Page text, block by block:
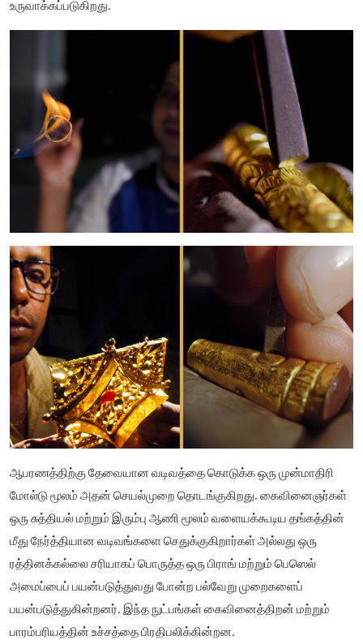
உருவாக்கப்படுகிறது.
ஆபரணத்திற்கு தேவையான வடிவத்தை கொடுக்க ஒரு முன்மாதிரி
மோல்டு மூலம் அதன் செயல்முறை தொடங்குகிறது. கைவினைஞர்கள்
ஒரு சுத்தியல் மற்றும் இரும்பு ஆணி மூலம் வளையக்கூடிய தங்கத்தின்
மீது நேர்த்தியான வடிவங்களை செதுக்குகிறார்கள் அல்லது ஒரு
ரத்தினக்கல்லை சரியாகப் பொருத்த ஒரு பிராங் மற்றும் பெஸெல்
அமைப்பைப் பயன்படுத்துவது போன்ற பல்வேறு முறைகளைப்
பயன்படுத்துகின்றனர். இந்த நுட்பங்கள் கைவினைத்திறன் மற்றும்
பாரம்பரியத்தின் உச்சத்தை பிரதிபலிக்கின்றன.